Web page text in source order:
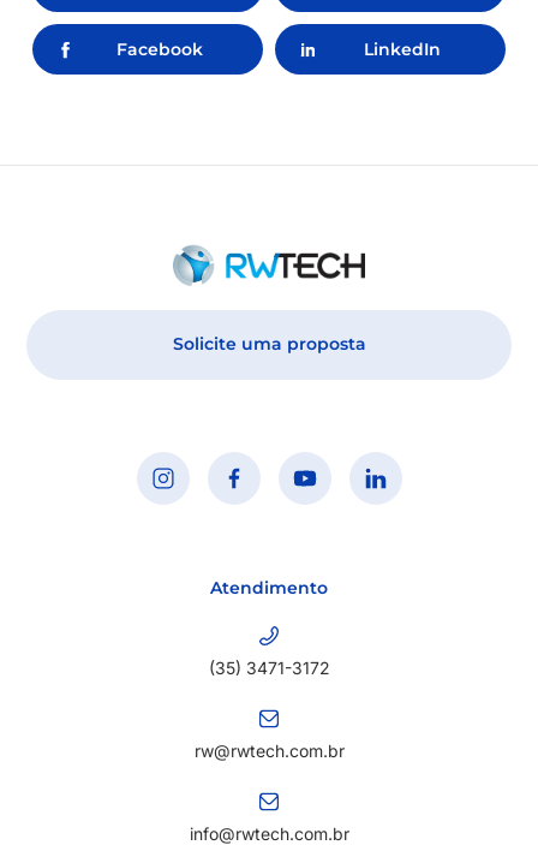
Facebook LinkedIn
Solicite uma proposta
Atendimento
(35) 3471-3172
rw@rwtech.com.br
info@rwtech.com.br